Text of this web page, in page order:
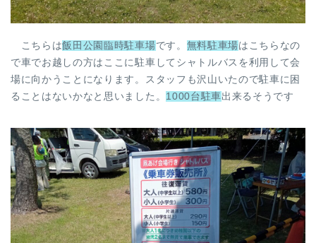
こちらは飯田公園臨時駐車場です。 無料駐車場はこちらなの
で車でお越しの方はここに駐車してシャトルバスを利用して会
場に向かうことになります。スタッフも沢山いたので駐車に困
ることはないかなと思いました。 1000台駐車出来るそうです